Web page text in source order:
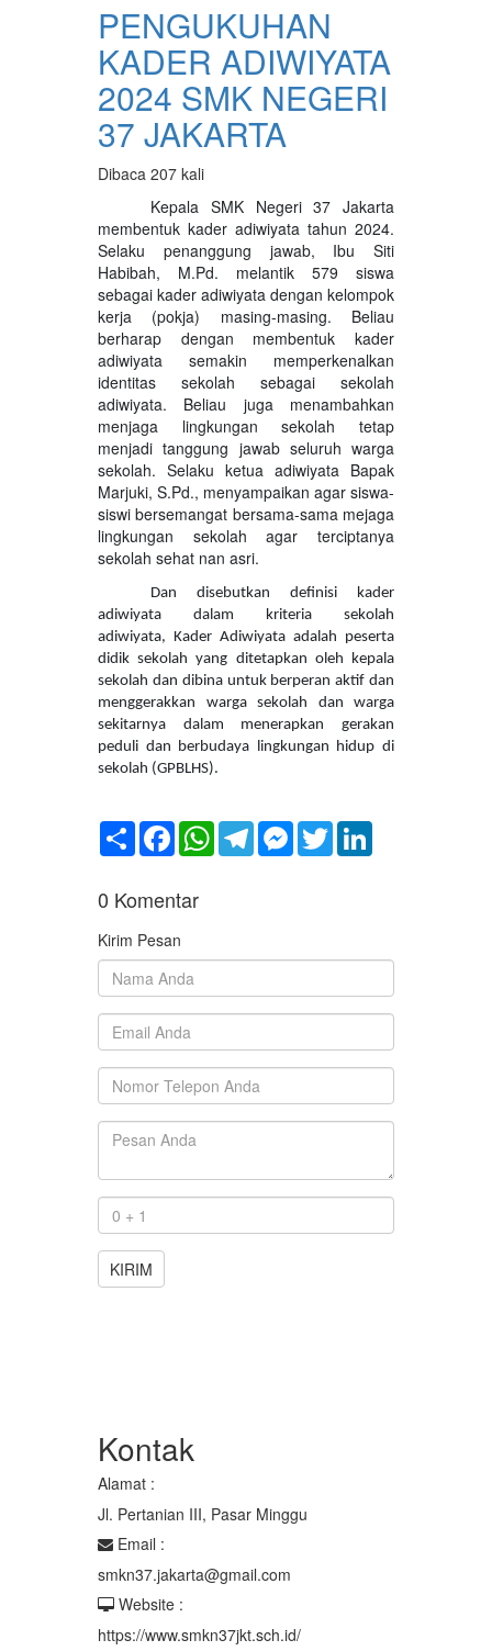
PENGUKUHAN
KADER ADIWIYATA
2024 SMK NEGERI
37 JAKARTA
Dibaca 207 kali
Kepala SMK Negeri 37 Jakarta
membentuk kader adiwiyata tahun 2024.
Selaku penanggung jawab, Ibu Siti
Habibah, M.Pd. melantik 579 siswa
sebagai kader adiwiyata dengan kelompok
kerja (pokja) masing-masing. Beliau
berharap dengan membentuk kader
adiwiyata semakin memperkenalkan
identitas sekolah sebagai sekolah
adiwiyata. Beliau juga menambahkan
menjaga lingkungan sekolah tetap
menjadi tanggung jawab seluruh warga
sekolah. Selaku ketua adiwiyata Bapak
Marjuki, S.Pd., menyampaikan agar siswa-
siswi bersemangat bersama-sama mejaga
lingkungan sekolah agar terciptanya
sekolah sehat nan asri.
Dan disebutkan definisi kader
adiwiyata dalam kriteria sekolah
adiwiyata, Kader Adiwiyata adalah peserta
didik sekolah yang ditetapkan oleh kepala
sekolah dan dibina untuk berperan aktif dan
menggerakkan warga sekolah dan warga
sekitarnya dalam menerapkan gerakan
peduli dan berbudaya lingkungan hidup di
sekolah (GPBLHS).
Share FacebookWhatsAppTelegramMessenger
Twitter
0 Komentar
Kirim Pesan
KIRIM
Kontak
Alamat :
Jl. Pertanian III, Pasar Minggu
Email :
smkn37.jakarta@gmail.com
Website :
https://www.smkn37jkt.sch.id/